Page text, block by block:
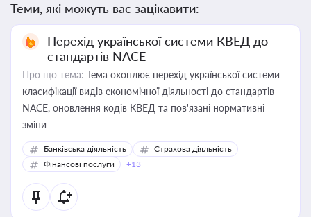
Теми, які можуть вас зацікавити:
Перехід української системи КВЕД до
стандартів NACE
Про що тема: Тема охоплює перехід української системи
класифікації видів економічної діяльності до стандартів
NACE, оновлення кодів КВЕД та пов'язані нормативні
зміни
Банківська діяльність
Страхова діяльність
Фінансові послуги
+13